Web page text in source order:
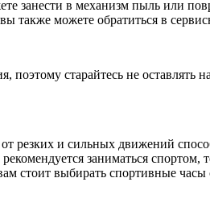
занести в механизм пыль или
также можете обратиться в
старайтесь не оставлять
резких и сильных движений
заниматься спортом,
стоит выбирать спортивные